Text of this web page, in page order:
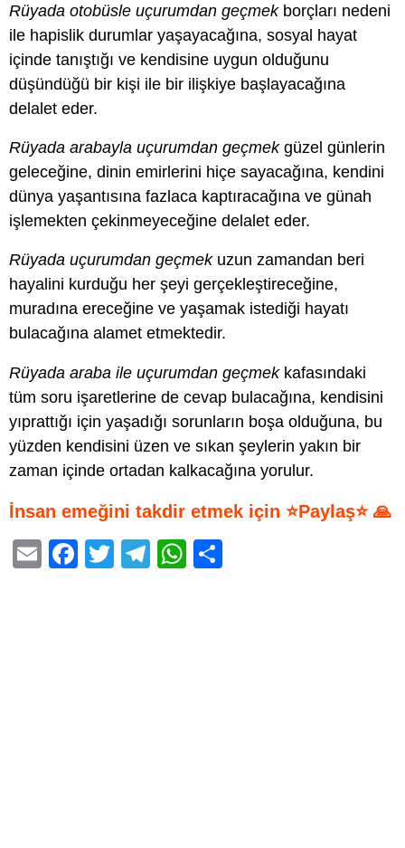
Rüyada otobüsle uçurumdan geçmekborçları nedeni
ile hapislik durumlar yaşayacağına, sosyal hayat
içinde tanıştığı ve kendisine uygun olduğunu
düşündüğü bir kişi ile bir ilişkiye başlayacağına
delalet eder.
Rüyada arabayla uçurumdan geçmekgüzel günlerin
geleceğine, dinin emirlerini hiçe sayacağına, kendini
dünya yaşantısına fazlaca kaptıracağına ve günah
işlemekten çekinmeyeceğine delalet eder.
Rüyada uçurumdan geçmekuzun zamandan beri
hayalini kurduğu her şeyi gerçekleştireceğine,
muradına ereceğine ve yaşamak istediği hayatı
bulacağına alamet etmektedir.
Rüyada araba ile uçurumdan geçmekkafasındaki
tüm soru işaretlerine de cevap bulacağına, kendisini
yıprattığı için yaşadığı sorunların boşa olduğuna, bu
yüzden kendisini üzen ve sıkan şeylerin yakın bir
zaman içinde ortadan kalkacağına yorulur.
İnsan emeğini takdir etmek için ⭐Paylaş⭐ 🙏
E
F
T
T
W